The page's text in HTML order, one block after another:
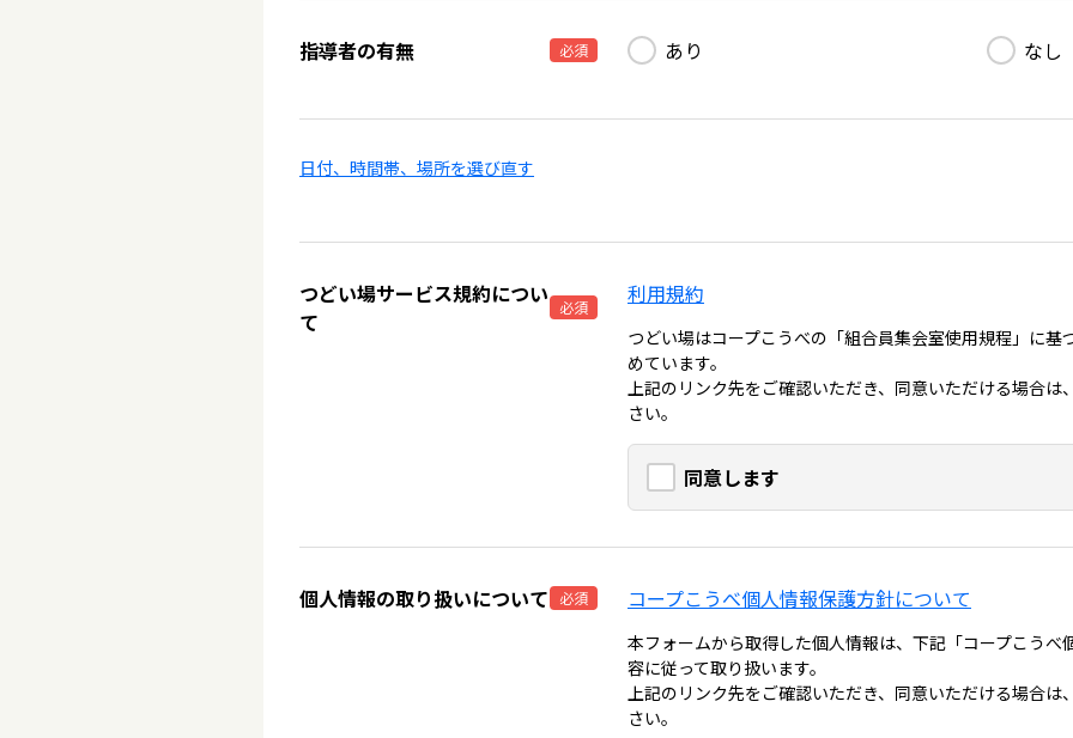
指導者の有無 必須 あり なし
日付、時間帯、場所を選び直す
つどい場サービス規約につい
て
必須 利用規約
つどい場はコープこうべの「組合員集会室使用規程」に基
めています。
上記のリンク先をご確認いただき、同意いただける場合は
さい。
同意します
個人情報の取り扱いについて 必須 コープこうべ個人情報保護方針について
本フォームから取得した個人情報は、下記「コープこうべ
容に従って取り扱います。
上記のリンク先をご確認いただき、同意いただける場合は
さい。